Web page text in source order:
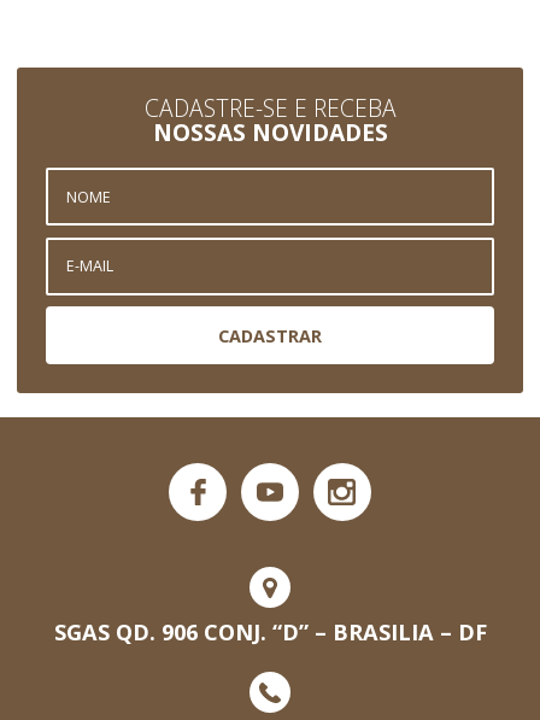
CADASTRE-SE E RECEBA
NOSSAS NOVIDADES
CADASTRAR
SGAS QD. 906 CONJ. “D” – BRASILIA – DF